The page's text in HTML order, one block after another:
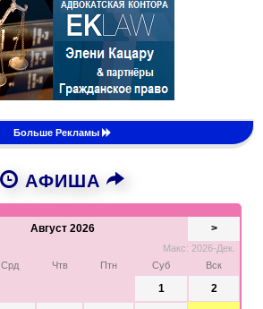
Больше Рекламы
АФИША
Август 2026 >
Макс: 2026-Дек.
Срд Чтв Птн Суб Вск
1 2